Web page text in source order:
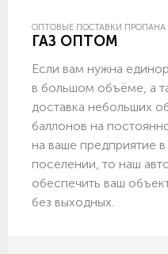
ОПТОВЫЕ ПОСТАВКИ ПРОПАНА
ГАЗ ОПТОМ
Если вам нужна
в большом объёме, а
доставка небольших
баллонов на
на ваше предприятие
поселении, то наш
обеспечить ваш
без выходных.